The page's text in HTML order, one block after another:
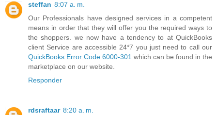
steffan 8:07 a. m.
Our Professionals have designed services in a competent
means in order that they will offer you the required ways to
the shoppers. we now have a tendency to at QuickBooks
client Service are accessible 24*7 you just need to call our
QuickBooks Error Code 6000-301 which can be found in the
marketplace on our website.
Responder
rdsraftaar 8:20 a. m.